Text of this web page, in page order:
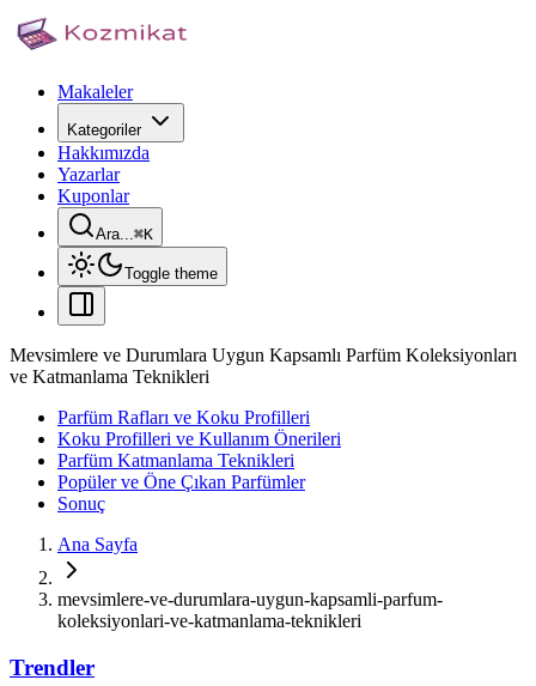
Makaleler
Kategoriler
Hakkımızda
Yazarlar
Kuponlar
Ara...⌘K
Toggle theme
Mevsimlere ve Durumlara Uygun Kapsamlı Parfüm Koleksiyonları
ve Katmanlama Teknikleri
Parfüm Rafları ve Koku Profilleri
Koku Profilleri ve Kullanım Önerileri
Parfüm Katmanlama Teknikleri
Popüler ve Öne Çıkan Parfümler
Sonuç
Ana Sayfa
mevsimlere-ve-durumlara-uygun-kapsamli-parfum-
koleksiyonlari-ve-katmanlama-teknikleri
Trendler